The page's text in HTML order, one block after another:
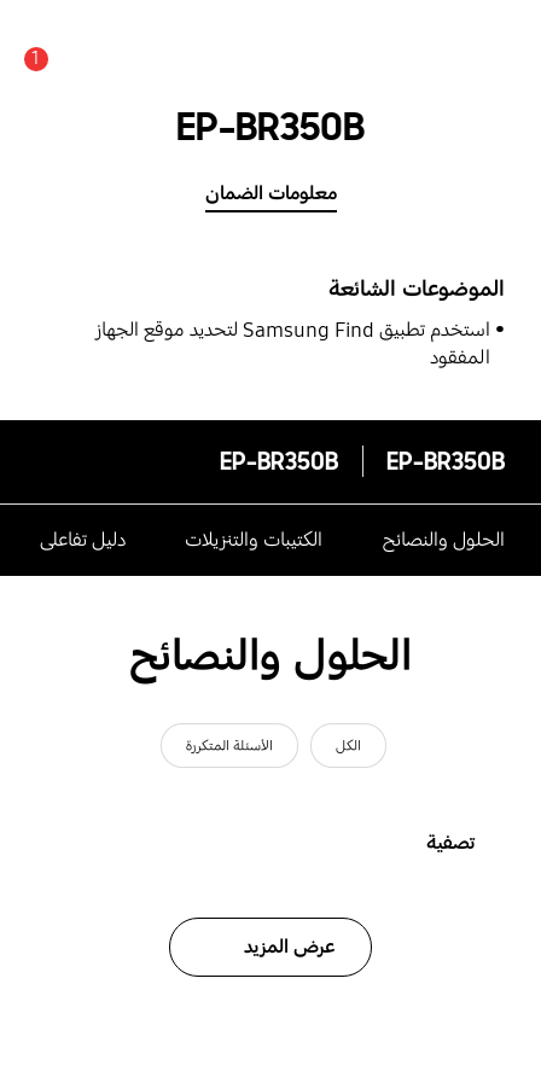
1
EP-BR350B
معلومات الضمان
الموضوعات الشائعة
استخدم تطبيق Samsung Find لتحديد موقع الجهاز
المفقود
EP-BR350B
EP-BR350B
الحلول والنصائح الكتيبات والتنزيلات دليل تفاعلى
الحلول والنصائح
الكل الأسئلة المتكررة
تصفية
عرض المزيد